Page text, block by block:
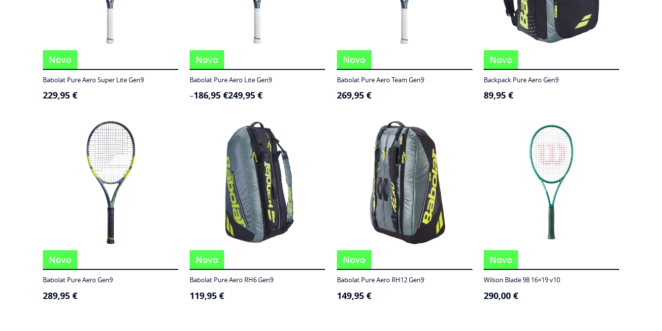
Novo
Babolat Pure Aero Super Lite Gen9
229,95 €
Novo
Babolat Pure Aero Lite Gen9
186,95€
– 249,95€
Price
range:
Novo
Babolat Pure Aero Team Gen9
269,95 €
Novo
Backpack Pure Aero Gen9
89,95 €
Novo
Babolat Pure Aero Gen9
289,95 €
Novo
Babolat Pure Aero RH6 Gen9
119,95€
Novo
Babolat Pure Aero RH12 Gen9
149,95 €
Novo
Wilson Blade 98 16×19 v10
290,00 €